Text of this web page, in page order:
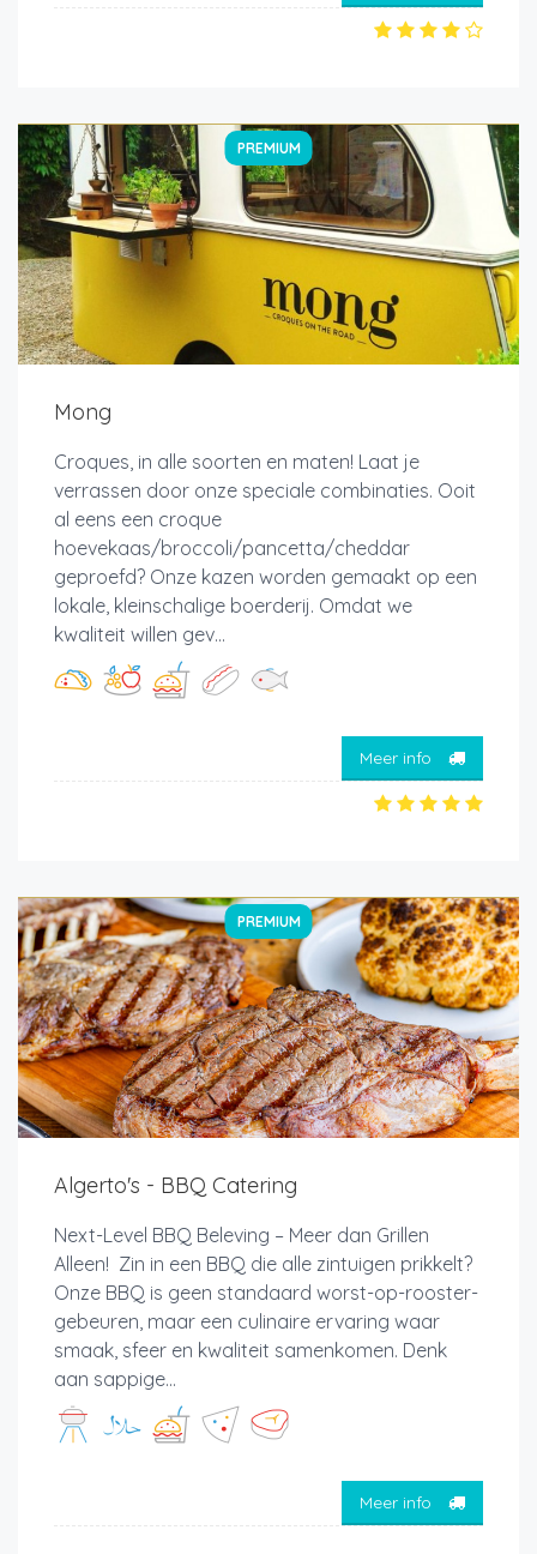
PREMIUM
Mong
Croques, in alle soorten en maten! Laat je
verrassen door onze speciale combinaties. Ooit
al eens een croque
hoevekaas/broccoli/pancetta/cheddar
geproefd? Onze kazen worden gemaakt op een
lokale, kleinschalige boerderij. Omdat we
kwaliteit willen gev...
Meer info
PREMIUM
Algerto's - BBQ Catering
Next-Level BBQ Beleving – Meer dan Grillen
Alleen! Zin in een BBQ die alle zintuigen prikkelt?
Onze BBQ is geen standaard worst-op-rooster-
gebeuren, maar een culinaire ervaring waar
smaak, sfeer en kwaliteit samenkomen. Denk
aan sappige...
Meer info